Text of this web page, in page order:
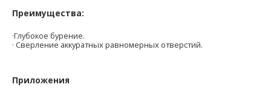
Преимущества:
·Глубокое бурение.
· Сверление аккуратных равномерных отверстий.
Приложения